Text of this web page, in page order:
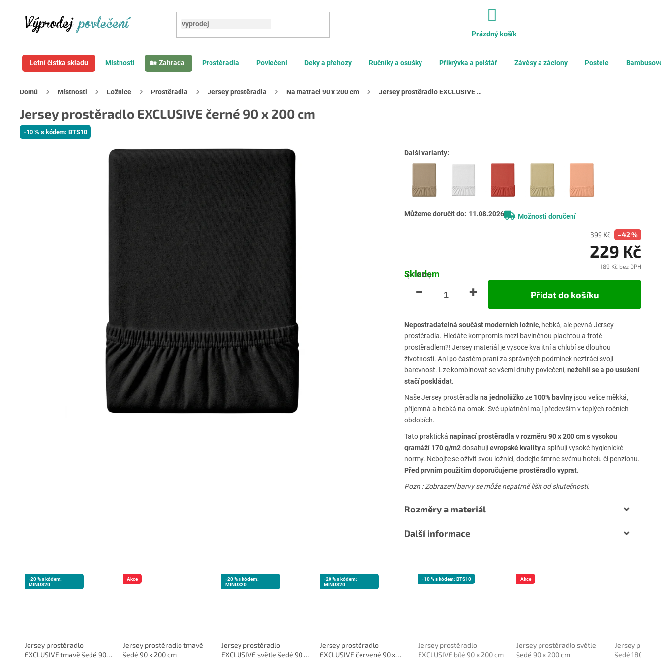
Prázdný košík
Letní čistka skladu Místnosti Zahrada Prostěradla Povlečení Deky a přehozy Ručníky a osušky Přikrývka a polštář Závěsy a záclony Postele
Domů Místnosti Ložnice Prostěradla Jersey prostěradla Na matraci 90 x 200 cm Jersey prostěradlo EXCLUSIVE černé 90 x 200 cm
Jersey prostěradlo EXCLUSIVE černé 90 x 200 cm
-10 % s kódem: BTS10
399 Kč –42 %
229 Kč
189 Kč bez DPH
cena:
Skladem
(>10 ks)
Další varianty:
Můžeme doručit do: 11.08.2026 Možnosti doručení
Přidat do košíku
Nepostradatelná součást moderních ložnic, hebká, ale pevná Jersey
prostěradla. Hledáte kompromis mezi bavlněnou plachtou a froté
prostěradlem?! Jersey materiál je vysoce kvalitní a chlubí se dlouhou
životností. Ani po častém praní za správných podmínek neztrácí svoji
barevnost. Lze kombinovat se všemi druhy povlečení,nežehlí se a po usušení
stačí poskládat.
Naše Jersey prostěradla na jednolůžkoze 100% bavlny jsou velice měkká,
příjemná a hebká na omak. Své uplatnění mají především v teplých ročních
obdobích.
Tato praktická napínací prostěradla v rozměru 90 x 200 cm s vysokou
gramáží 170 g/m2dosahujíevropské kvalitya splňují vysoké hygienické
normy. Nebojte se oživit svou ložnici, dodejte šmrnc svému hotelu či penzionu.
Před prvním použitím doporučujeme prostěradlo vyprat.
Pozn.: Zobrazení barvy se může nepatrně lišit od skutečnosti.
Rozměry a materiál
Další informace
-20 % s kódem:
MINUS20
Jersey prostěradlo
EXCLUSIVE tmavě šedé 90 x
Akce
Jersey prostěradlo tmavě
šedé 90 x 200 cm
-20 % s kódem:
MINUS20
Jersey prostěradlo
EXCLUSIVE světle šedé 90 x
-20 % s kódem:
MINUS20
Jersey prostěradlo
EXCLUSIVE červené 90 x
-10 % s kódem: BTS10
Jersey prostěradlo
EXCLUSIVE bílé 90 x 200 cm
Akce
Jersey prostěradlo světle
šedé 90 x 200 cm
Jersey
šedé 180 x